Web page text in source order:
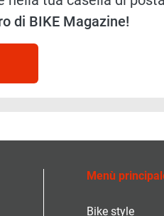
di BIKE Magazine!
Menù
Bike style